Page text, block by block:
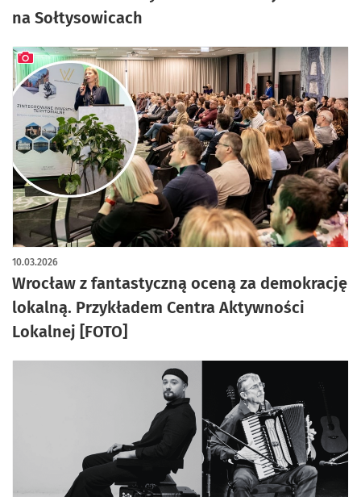
na Sołtysowicach
Wrocław z fantastyczną oceną za demokrację
lokalną. Przykładem Centra Aktywności
Lokalnej [FOTO]
10.03.2026
artykuł z galerią zdjęć